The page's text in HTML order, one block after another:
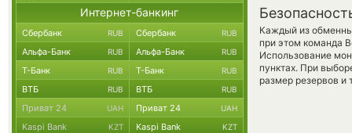
Каждый из
при этом команда
Использование
пунктах. При
размер резервов и
Интернет-банкинг
Сбербанк RUB Сбербанк RUB
Альфа-Банк RUB Альфа-Банк RUB
Т-Банк RUB Т-Банк RUB
ВТБ RUB ВТБ RUB
Приват 24 UAH Приват 24 UAH
Kaspi Bank KZT Kaspi Bank KZT